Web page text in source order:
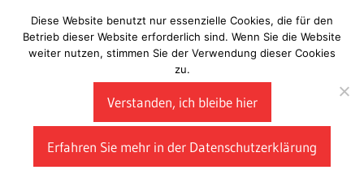
Inhalt
springen
Laberladen
Diese Website benutzt nur essenzielle Cookies, die für den
Betrieb dieser Website erforderlich sind. Wenn Sie die Website
weiter nutzen, stimmen Sie der Verwendung dieser Cookies
zu.
Verstanden, ich bleibe hier
Erfahren Sie mehr in der Datenschutzerklärung